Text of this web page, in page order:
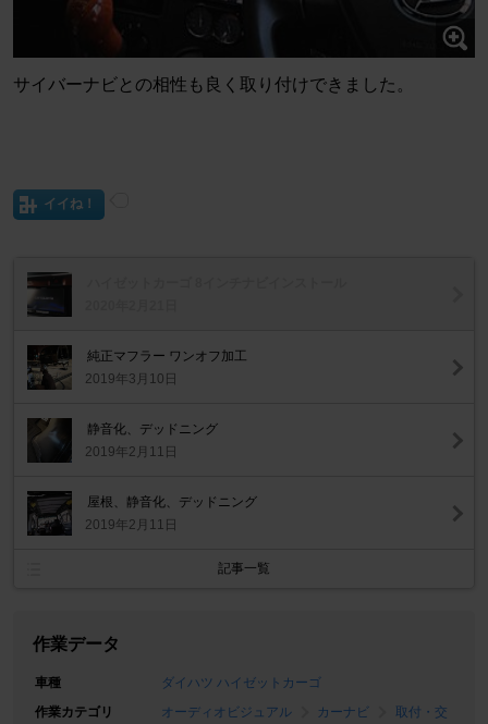
サイバーナビとの相性も良く取り付けできました。
イイね！
純正マフラー ワンオフ加工
2019年3月10日
静音化、デッドニング
2019年2月11日
屋根、静音化、デッドニング
2019年2月11日
記事一覧
作業データ
車種
ダイハツ ハイゼットカーゴ
作業カテゴリ
オーディオビジュアル カーナビ
取付・交